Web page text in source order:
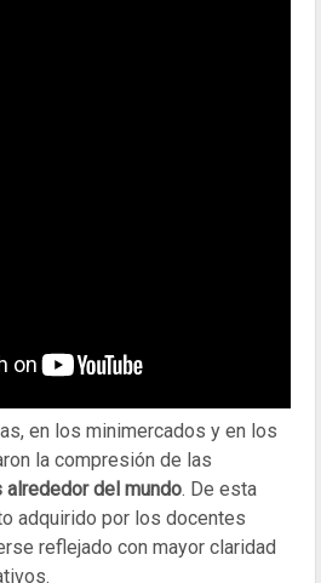
en los minimercados y en los
la compresión de las
del mundo. De esta
adquirido por los docentes
reflejado con mayor claridad